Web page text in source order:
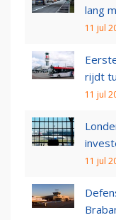
lang
11 jul
rijdt
11 jul
11 jul